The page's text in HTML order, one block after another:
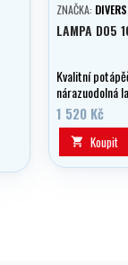
ZNAČKA:
LAMPA D05
Kvalitní
nárazuodolná
výkonem 1050
článkem Li-on
1 520 Kč
 Koupit